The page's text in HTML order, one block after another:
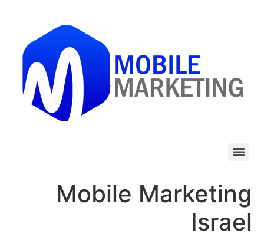
Mobile Marketing
Israel